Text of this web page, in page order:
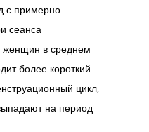
с примерно
сеанса
женщин в среднем
более короткий
цикл,
на период